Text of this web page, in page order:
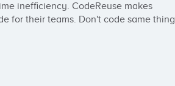
inefficiency. CodeReuse makes
for their teams. Don't code same thing